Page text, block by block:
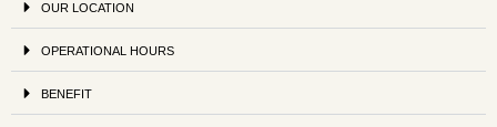
OUR LOCATION
OPERATIONAL HOURS
BENEFIT